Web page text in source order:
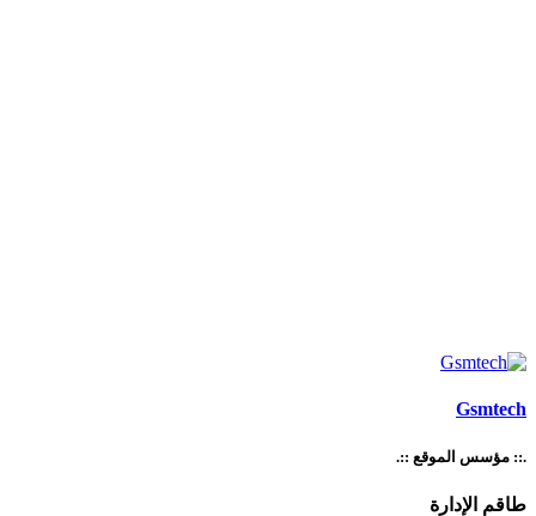
Gsmtech
.:: مؤسس الموقع ::.
طاقم الإدارة